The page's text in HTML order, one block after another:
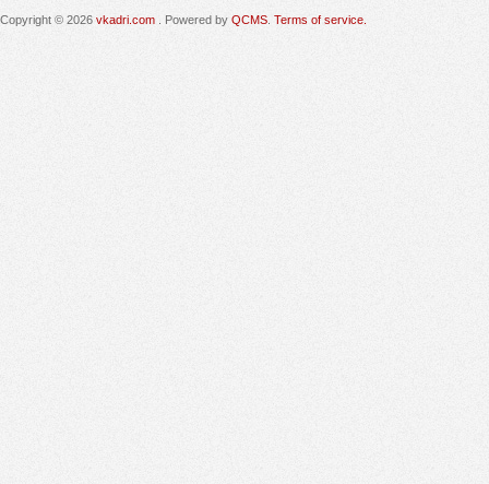
Copyright © 2026 vkadri.com . Powered by QCMS Terms of service.